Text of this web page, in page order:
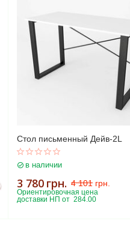
Стол письменный Дейв-2L
в наличии
4 101 грн.
3 780 грн.
Ориентировочная цена
доставки НП от  284.00